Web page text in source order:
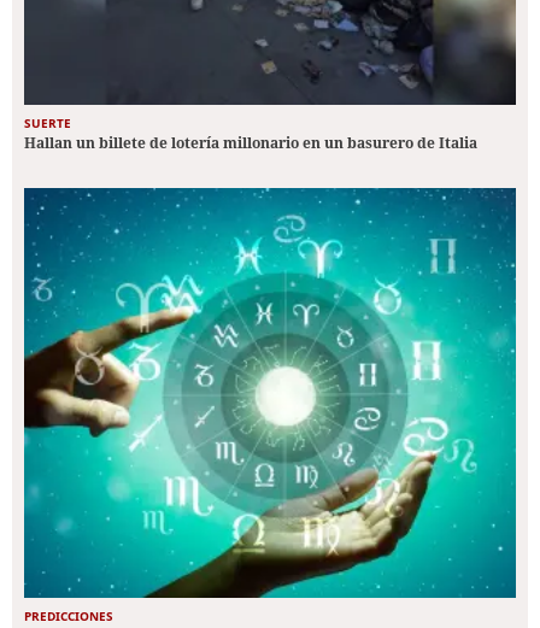
SUERTE
Hallan un billete de lotería millonario en un basurero de Italia
PREDICCIONES